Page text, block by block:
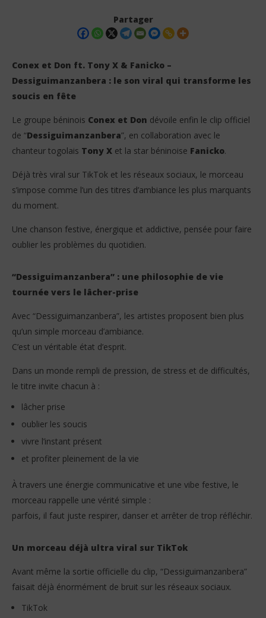
Dessiguimanzanbera (Clip Officiel)
16
2026
Partager
Conex et Don ft. Tony X & Fanicko –
Dessiguimanzanbera : le son viral qui transforme les
soucis en fête
Le groupe béninois Conex et Don dévoile enfin le clip officiel
de “Dessiguimanzanbera”, en collaboration avec le
chanteur togolais Tony X et la star béninoise Fanicko.
Déjà très viral sur TikTok et les réseaux sociaux, le morceau
s’impose comme l’un des titres d’ambiance les plus marquants
du moment.
Une chanson festive, énergique et addictive, pensée pour faire
oublier les problèmes du quotidien.
“Dessiguimanzanbera” : une philosophie de vie
tournée vers le lâcher-prise
Avec “Dessiguimanzanbera”, les artistes proposent bien plus
qu’un simple morceau d’ambiance.
C’est un véritable état d’esprit.
Dans un monde rempli de pression, de stress et de difficultés,
le titre invite chacun à :
lâcher prise
oublier les soucis
vivre l’instant présent
et profiter pleinement de la vie
À travers une énergie communicative et une vibe festive, le
morceau rappelle une vérité simple :
parfois, il faut juste respirer, danser et arrêter de trop réfléchir.
Un morceau déjà ultra viral sur TikTok
Avant même la sortie officielle du clip, “Dessiguimanzanbera”
faisait déjà énormément de bruit sur les réseaux sociaux.
TikTok